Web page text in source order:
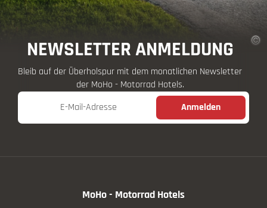
NEWSLETTER ANMELDUNG
Bleib auf der Überholspur mit dem monatlichen Newsletter
der MoHo - Motorrad Hotels.
E-Mail-Adresse
Anmelden
MoHo - Motorrad Hotels